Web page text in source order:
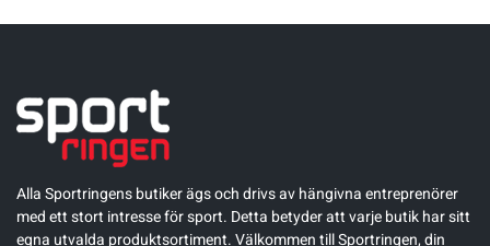
Alla Sportringens butiker ägs och drivs av hängivna entreprenörer
med ett stort intresse för sport. Detta betyder att varje butik har sitt
egna utvalda produktsortiment. Välkommen till Sportringen, din